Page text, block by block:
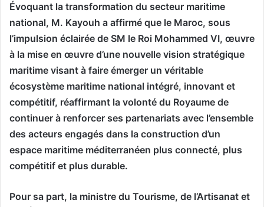
Évoquant la transformation du secteur maritime
national, M. Kayouh a affirmé que le Maroc, sous
l’impulsion éclairée de SM le Roi Mohammed VI, œuvre
à la mise en œuvre d’une nouvelle vision stratégique
maritime visant à faire émerger un véritable
écosystème maritime national intégré, innovant et
compétitif, réaffirmant la volonté du Royaume de
continuer à renforcer ses partenariats avec l’ensemble
des acteurs engagés dans la construction d’un
espace maritime méditerranéen plus connecté, plus
compétitif et plus durable.
Pour sa part, la ministre du Tourisme, de l’Artisanat et